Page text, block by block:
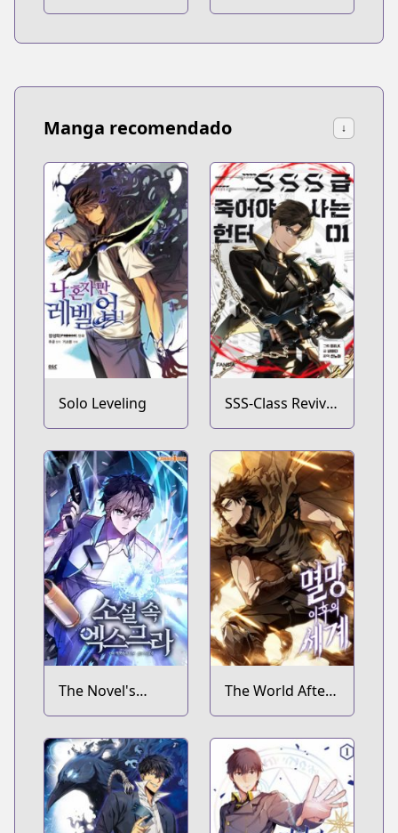
Manga recomendado ↓
Solo Leveling
SSS-Class Revival
Hunter
The Novel's
Extra
The World After
the Fall